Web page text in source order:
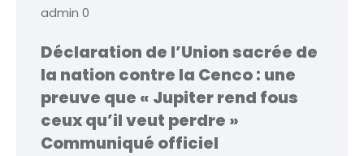
admin 0
Déclaration de l’Union sacrée de
la nation contre la Cenco : une
preuve que « Jupiter rend fous
ceux qu’il veut perdre »
Communiqué officiel